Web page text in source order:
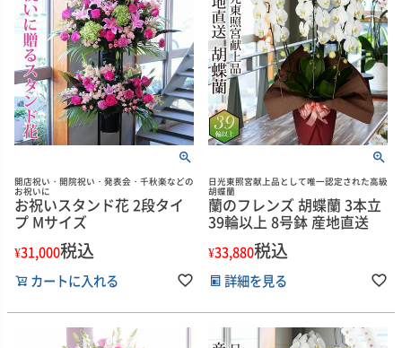
開店祝い・開院祝い・発表会・千秋楽などの
お祝いに
お祝いスタンド花 2段タイ
プ Mサイズ
¥31,000税込
カートに入れる
日光東照宮献上品として唯一認定された高級
胡蝶蘭
蘭のフレンズ 胡蝶蘭 3本立
39輪以上 8号鉢 産地直送
¥33,880税込
詳細を見る